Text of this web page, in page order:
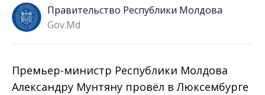
Правительство Республики Молдова
Gov.md
Премьер-министр Республики Молдова
Александру Мунтяну провёл в Люксембурге